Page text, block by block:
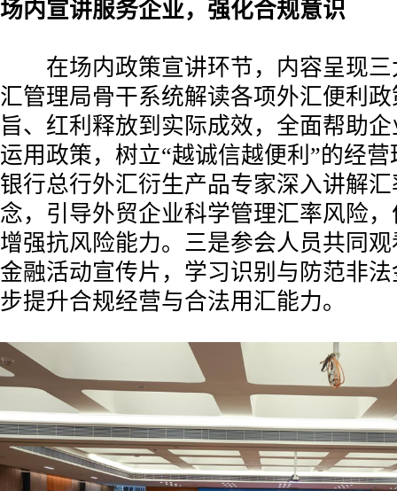
场内宣讲服务企业，强化合规意识
在场内政策宣讲环节，内容呈现三
汇管理局骨干系统解读各项外汇便利
旨、红利释放到实际成效，全面帮助
运用政策，树立“越诚信越便利”的经
银行总行外汇衍生产品专家深入讲解
念，引导外贸企业科学管理汇率风险
增强抗风险能力。三是参会人员共同
金融活动宣传片，学习识别与防范非
步提升合规经营与合法用汇能力。